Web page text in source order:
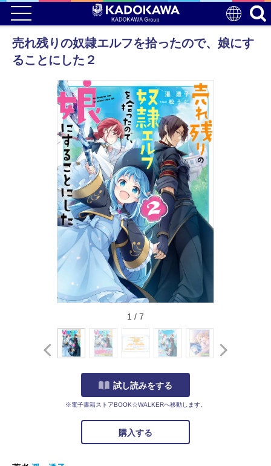
売れ残りの奴隷エルフを拾ったので、娘にす
ることにした２
1 / 7
試し読みをする
※電子書籍ストアBOOK☆WALKERへ移動します。
購入する